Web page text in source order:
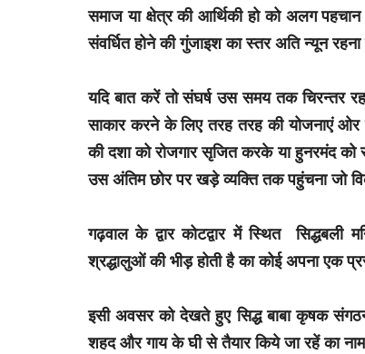
समाज या क्षेत्र की आर्थिकी हो को अलग
संवर्धित होने की गुंजाइश का स्तर अति न्यून
यदि बात करें तो संघर्ष उस समय तक चिरन्तर
साकार करने के लिए तरह तरह की योजनाएं ओर
की दशा को रोजगार सृजित करके या हुनरमंद
उस अंतिम छोर पर खड़े व्यक्ति तक पहुंचना जो
गढ़वाल के द्वार कोटद्वार में स्थित सिद्धबली
श्रद्धालुओं की भीड़ होती है का कोई अपना एक
इसी अवसर को देखते हुए सिद्ध बाबा कृषक
शहद और गाय के घी से तैयार किये जा रहें का नाम